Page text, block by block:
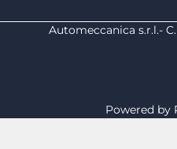
Automeccanica s.r.l.-
Powered by